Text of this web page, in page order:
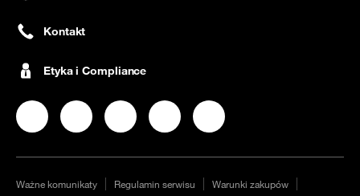
Kontakt
Etyka i Compliance
Nasz profil na Facebook
Nasz profil na Instagram
Nasz profil na LinkedIN
Nasz profil naNasz profil na
Ważne komunikaty Regulamin serwisu
Warunki zakupów